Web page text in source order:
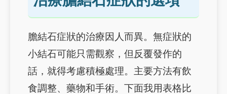
膽結石症狀的治療因人而異。無症狀的
小結石可能只需觀察，但反覆發作的
話，就得考慮積極處理。主要方法有飲
食調整、藥物和手術。下面我用表格比